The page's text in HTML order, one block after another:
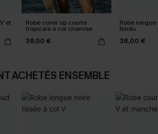
et Robe cover up courte
tropicale à col chemise
39,00 €
Robe
fendu
38,00 €
ACHETÉS ENSEMBLE